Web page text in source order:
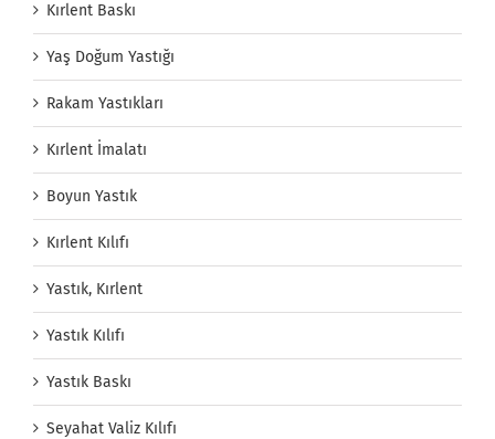
Kırlent Baskı
Yaş Doğum Yastığı
Rakam Yastıkları
Kırlent İmalatı
Boyun Yastık
Kırlent Kılıfı
Yastık, Kırlent
Yastık Kılıfı
Yastık Baskı
Seyahat Valiz Kılıfı